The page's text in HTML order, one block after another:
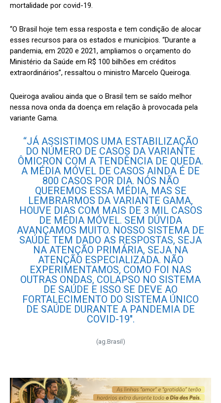
mortalidade por covid-19.
“O Brasil hoje tem essa resposta e tem condição de alocar
esses recursos para os estados e municípios. “Durante a
pandemia, em 2020 e 2021, ampliamos o orçamento do
Ministério da Saúde em R$ 100 bilhões em créditos
extraordinários”, ressaltou o ministro Marcelo Queiroga.
Queiroga avaliou ainda que o Brasil tem se saído melhor
nessa nova onda da doença em relação à provocada pela
variante Gama.
“JÁ ASSISTIMOS UMA ESTABILIZAÇÃO
DO NÚMERO DE CASOS DA VARIANTE
ÔMICRON COM A TENDÊNCIA DE QUEDA.
A MÉDIA MÓVEL DE CASOS AINDA É DE
800 CASOS POR DIA. NÓS NÃO
QUEREMOS ESSA MÉDIA, MAS SE
LEMBRARMOS DA VARIANTE GAMA,
HOUVE DIAS COM MAIS DE 3 MIL CASOS
DE MÉDIA MÓVEL. SEM DÚVIDA
AVANÇAMOS MUITO. NOSSO SISTEMA DE
SAÚDE TEM DADO AS RESPOSTAS, SEJA
NA ATENÇÃO PRIMÁRIA, SEJA NA
ATENÇÃO ESPECIALIZADA. NÃO
EXPERIMENTAMOS, COMO FOI NAS
OUTRAS ONDAS, COLAPSO NO SISTEMA
DE SAÚDE E ISSO SE DEVE AO
FORTALECIMENTO DO SISTEMA ÚNICO
DE SAÚDE DURANTE A PANDEMIA DE
COVID-19″.
(ag.Brasil)